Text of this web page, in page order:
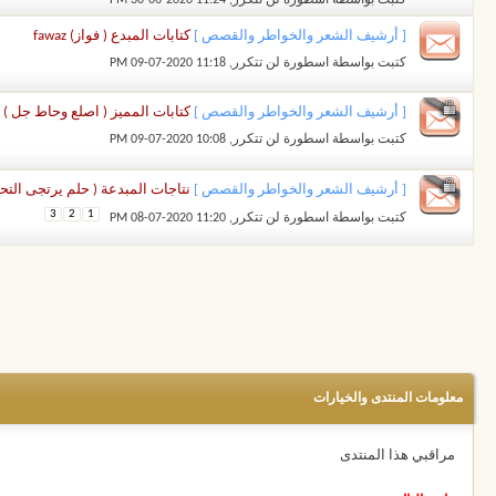
[ أرشيف الشعر والخواطر والقصص ] كتابات المبدع ( فواز) fawaz
كتبت بواسطة اسطورة لن تتكرر ‏, 09-07-2020 11:18 PM
[ أرشيف الشعر والخواطر والقصص ] كتابات المميز ( اصلع وحاط جل )
كتبت بواسطة اسطورة لن تتكرر ‏, 09-07-2020 10:08 PM
[ أرشيف الشعر والخواطر والقصص ] نتاجات المبدعة ( حلم يرتجى
كتبت بواسطة اسطورة لن تتكرر ‏, 08-07-2020 11:20 PM
1
2
3
معلومات المنتدى والخيارات
مراقبي هذا المنتدى